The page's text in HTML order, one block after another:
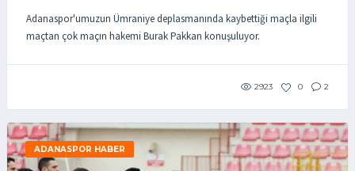
Adanaspor'umuzun Ümraniye deplasmanında kaybettiği maçla ilgili
maçtan çok maçın hakemi Burak Pakkan konuşuluyor.
2923 0 2
ADANASPOR HABER